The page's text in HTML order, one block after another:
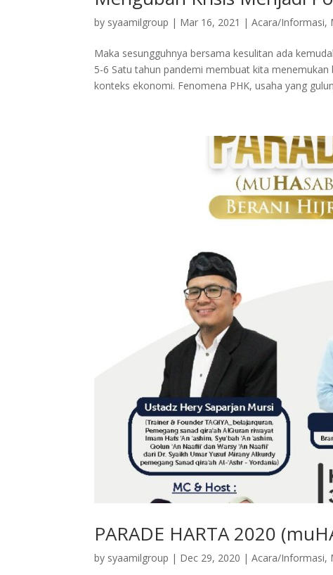
by syaamilgroup | Mar 16, 2021 |Acara/Informasi,
Maka sesungguhnya bersama kesulitan ada
5-6 Satu tahun pandemi membuat kita
konteks ekonomi. Fenomena PHK, usaha yang
PARADE HARTA 2020
by syaamilgroup | Dec 29, 2020 |Acara/Informasi,